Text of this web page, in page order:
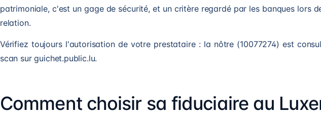
patrimoniale, c'est un gage de sécurité, et un critère regardé par les banques lors
relation.
Vérifiez toujours l'autorisation de votre prestataire : la nôtre (10077274) est
scan sur guichet.public.lu.
Comment choisir sa fiduciaire au